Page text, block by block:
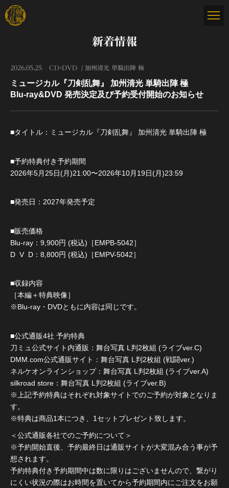
新着情報
2026.05.25 CD・DVD 加州清光 単騎出陣 極
ミュージカル『刀剣乱舞』 加州清光 単騎出陣 極
Blu-ray&DVD 発売決定及び予約受付開始のお知らせ
■タイトル：ミュージカル『刀剣乱舞』 加州清光 単騎出陣 極
■予約特典付き予約期間
2026年5月25日(月)21:00〜2026年10月19日(月)23:59
■発売日：2027年発売予定
■販売価格
Blu-ray：9,900円 (税込)［EMPB-5042］
D V D：8,800円 (税込)［EMPV-5042］
■収録内容
［本編＋特典映像］
※Blu-ray・DVDともに内容は同じです。
■公式通販4社 予約特典
刀ミュ公式サイト内通販：舞台写真 L判2枚組 (ライブver.C)
DMM.com公式通販サイト：舞台写真 L判2枚組 (戦闘ver.)
ネルケオンラインショップ：舞台写真 L判2枚組 (ライブver.A)
silkroad store：舞台写真 L判2枚組 (ライブver.B)
※上記予約特典はそれぞれ対象サイトでのご予約が対象となりま
す。
※特典は商品1本につき、1セットプレゼント致します。
＜公式通販各社でのご予約について＞
※予約開始直後、予約最終日は通販サイトが大変混み合う事が予
想されます。
予約特典付き予約期間中は数に限りはございませんので、繋がり
にくい状況の際はお時間を置いてから予約期間内にご注文をお願